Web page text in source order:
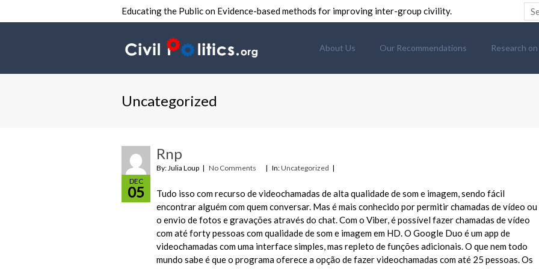
Educating the Public on Evidence-based methods for improving inter-group civility.
About Us Our Recommendations Research
Uncategorized
DEC
05
Rnp
By: Julia Loup No Comments In:Uncategorized
Tudo isso com recurso de videochamadas de alta qualidade de som e imagem, sendo fácil
encontrar alguém com quem conversar. Mas é mais conhecido por permitir chamadas de vídeo ou
o envio de fotos e gravações através do chat. Com o Viber, é possível fazer chamadas de vídeo
com até forty pessoas com qualidade de som e imagem em HD. O Google Duo é um app de
videochamadas com uma interface simples, mas repleto de funções adicionais. O que nem todo
mundo sabe é que o programa oferece a opção de fazer videochamadas com até 25 pessoas. Os